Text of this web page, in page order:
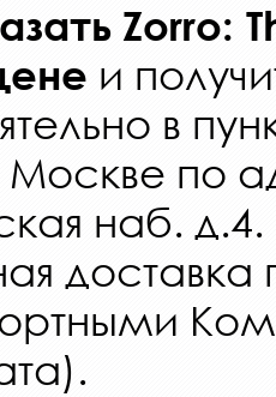
Zorro:
и
в
Москве по
наб. д.4.